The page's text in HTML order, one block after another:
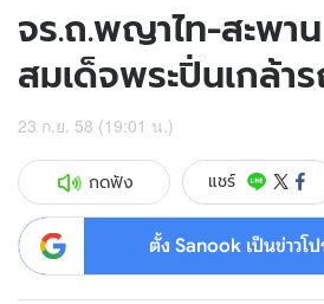
จร.ถ.พญาไท-สะพาน
สมเด็จพระปิ่นเกล้า
23 ก.ย. 58 (19:01 น.)
กดฟัง แชร์
ตั้ง Sanook เป็นข่าวโ